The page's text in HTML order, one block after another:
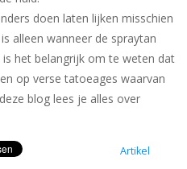
doen laten lijken misschien
alleen wanneer de spraytan
het belangrijk om te weten dat
op verse tatoeages waarvan
blog lees je alles over
Artikel